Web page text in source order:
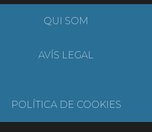
QUI SOM
AVÍS LEGAL
POLÍTICA DE COOKIES